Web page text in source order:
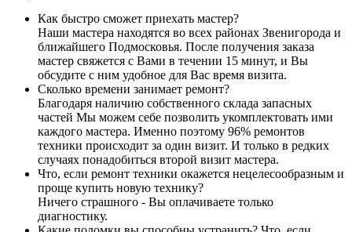
Как быстро сможет приехать мастер?
Наши мастера находятся во всех районах Звенигорода и
ближайшего Подмосковья. После получения заказа
мастер свяжется с Вами в течении 15 минут, и Вы
обсудите с ним удобное для Вас время визита.
Сколько времени занимает ремонт?
Благодаря наличию собственного склада запасных
частей Мы можем себе позволить укомплектовать ими
каждого мастера. Именно поэтому 96% ремонтов
техники происходит за один визит. И только в редких
случаях понадобиться второй визит мастера.
Что, если ремонт техники окажется нецелесообразным и
проще купить новую технику?
Ничего страшного - Вы оплачиваете только
диагностику.